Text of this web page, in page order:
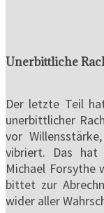
Unerbittliche
Der letzte Teil
unerbittlicher
vor
vibriert. Das hat
Michael Forsythe
bittet zur
wider aller